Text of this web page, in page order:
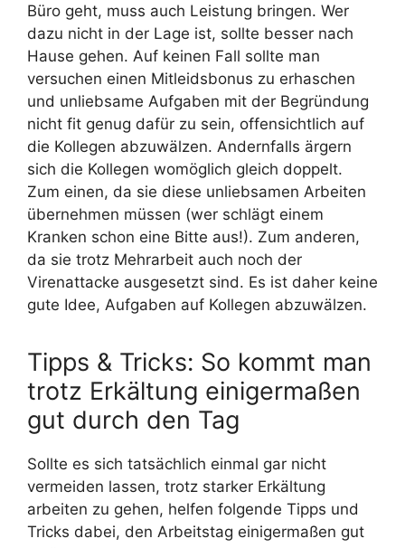
Büro geht, muss auch Leistung bringen. Wer
dazu nicht in der Lage ist, sollte besser nach
Hause gehen. Auf keinen Fall sollte man
versuchen einen Mitleidsbonus zu erhaschen
und unliebsame Aufgaben mit der Begründung
nicht fit genug dafür zu sein, offensichtlich auf
die Kollegen abzuwälzen. Andernfalls ärgern
sich die Kollegen womöglich gleich doppelt.
Zum einen, da sie diese unliebsamen Arbeiten
übernehmen müssen (wer schlägt einem
Kranken schon eine Bitte aus!). Zum anderen,
da sie trotz Mehrarbeit auch noch der
Virenattacke ausgesetzt sind. Es ist daher keine
gute Idee, Aufgaben auf Kollegen abzuwälzen.
Tipps & Tricks: So kommt man
trotz Erkältung einigermaßen
gut durch den Tag
Sollte es sich tatsächlich einmal gar nicht
vermeiden lassen, trotz starker Erkältung
arbeiten zu gehen, helfen folgende Tipps und
Tricks dabei, den Arbeitstag einigermaßen gut